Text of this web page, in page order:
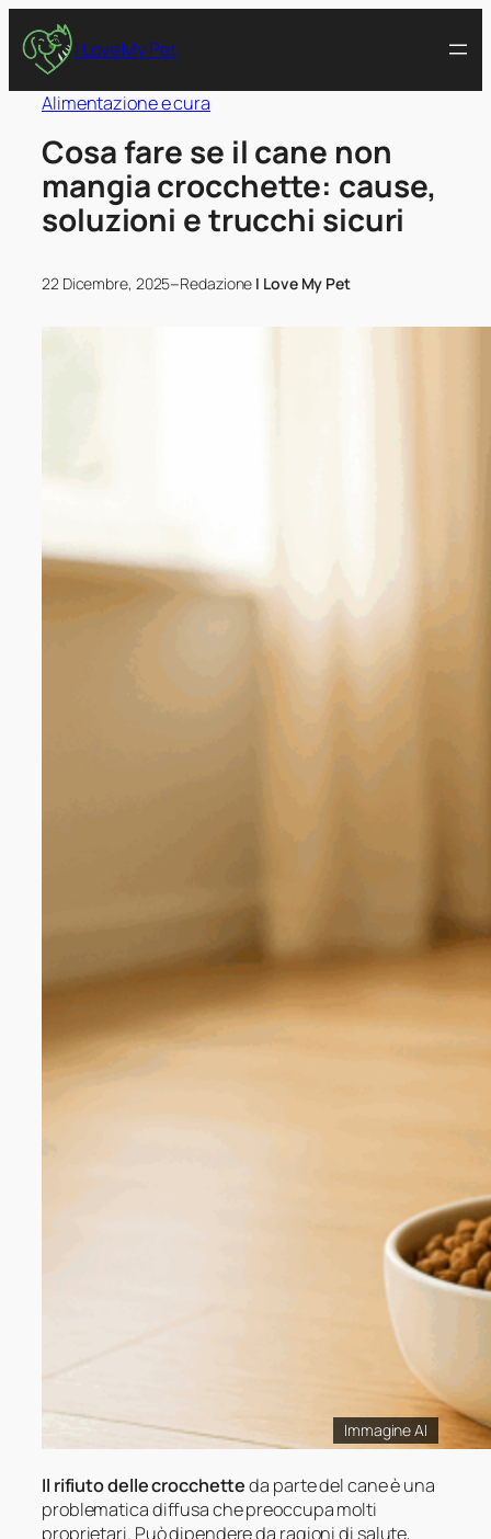
I Love My Pet
Alimentazione e cura
Cosa fare se il cane non
mangia crocchette: cause,
soluzioni e trucchi sicuri
22 Dicembre, 2025–Redazione I Love My Pet
Immagine AI
Il rifiuto delle crocchetteda parte del cane è una
problematica diffusa che preoccupa molti
proprietari. Può dipendere da ragioni di salute,